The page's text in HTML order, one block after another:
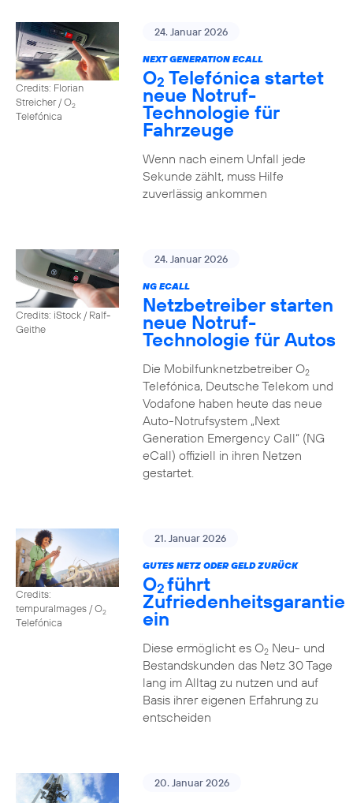
Credits: Florian
Streicher / O2
Telefónica
24. Januar 2026
NEXT GENERATION ECALL
O2 Telefónica startet
neue Notruf-
Technologie für
Fahrzeuge
Wenn nach einem Unfall jede
Sekunde zählt, muss Hilfe
zuverlässig ankommen
Credits: iStock / Ralf-
Geithe
24. Januar 2026
NG ECALL
Netzbetreiber starten
neue Notruf-
Technologie für Autos
Die Mobilfunknetzbetreiber O2
Telefónica, Deutsche Telekom und
Vodafone haben heute das neue
Auto-Notrufsystem „Next
Generation Emergency Call“ (NG
eCall) offiziell in ihren Netzen
gestartet.
Credits:
tempuraImages / O2
Telefónica
21. Januar 2026
GUTES NETZ ODER GELD ZURÜCK
O2führt
Zufriedenheitsgarantie
ein
Diese ermöglicht es O2Neu- und
Bestandskunden das Netz 30 Tage
lang im Alltag zu nutzen und auf
Basis ihrer eigenen Erfahrung zu
entscheiden
20. Januar 2026